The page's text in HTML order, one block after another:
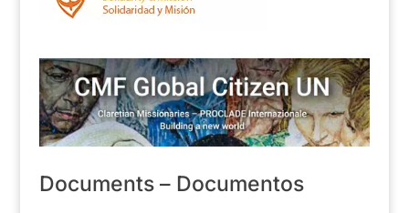
Documents – Documentos